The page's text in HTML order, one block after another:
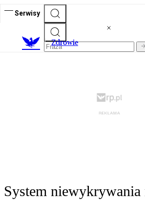
Serwisy
Zdrowie
System niewykrywania